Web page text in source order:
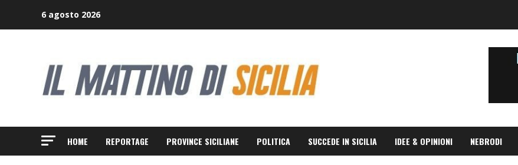
6 agosto 2026
HOME REPORTAGE PROVINCE SICILIANE POLITICA SUCCEDE IN SICILIA IDEE & OPINIONI NEBRODI